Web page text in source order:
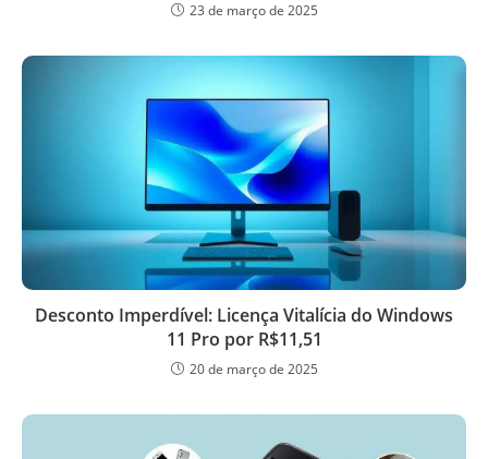
23 de março de 2025
Desconto Imperdível: Licença Vitalícia do Windows
11 Pro por R$11,51
20 de março de 2025